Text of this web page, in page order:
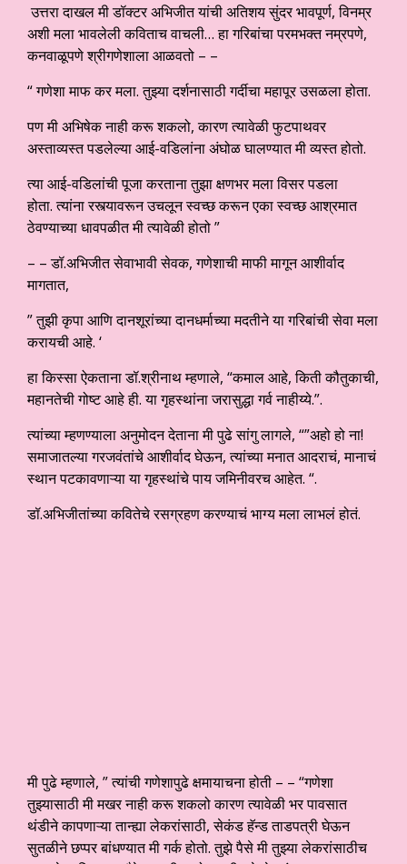
उत्तरा दाखल मी डॉक्टर अभिजीत यांची अतिशय सुंदर भावपूर्ण, विनम्र
अशी मला भावलेली कविताच वाचली… हा गरिबांचा परमभक्त नम्रपणे,
कनवाळूपणे श्रीगणेशाला आळवतो – –
“ गणेशा माफ कर मला. तुझ्या दर्शनासाठी गर्दीचा महापूर उसळला होता.
पण मी अभिषेक नाही करू शकलो, कारण त्यावेळी फुटपाथवर
अस्ताव्यस्त पडलेल्या आई-वडिलांना अंघोळ घालण्यात मी व्यस्त होतो.
त्या आई-वडिलांची पूजा करताना तुझा क्षणभर मला विसर पडला
होता. त्यांना रस्त्यावरून उचलून स्वच्छ करून एका स्वच्छ आश्रमात
ठेवण्याच्या धावपळीत मी त्यावेळी होतो ”
– – डॉ.अभिजीत सेवाभावी सेवक, गणेशाची माफी मागून आशीर्वाद
मागतात,
” तुझी कृपा आणि दानशूरांच्या दानधर्माच्या मदतीने या गरिबांची सेवा मला
करायची आहे. ‘
हा किस्सा ऐकताना डॉ.श्रीनाथ म्हणाले, “कमाल आहे, किती कौतुकाची,
महानतेची गोष्ट आहे ही. या गृहस्थांना जरासुद्धा गर्व नाहीय्ये.”.
त्यांच्या म्हणण्याला अनुमोदन देताना मी पुढे सांगु लागले, “”अहो हो ना!
समाजातल्या गरजवंतांचे आशीर्वाद घेऊन, त्यांच्या मनात आदराचं, मानाचं
स्थान पटकावणाऱ्या या गृहस्थांचे पाय जमिनीवरच आहेत. “.
डॉ.अभिजीतांच्या कवितेचे रसग्रहण करण्याचं भाग्य मला लाभलं होतं.
मी पुढे म्हणाले, ” त्यांची गणेशापुढे क्षमायाचना होती – – “गणेशा
तुझ्यासाठी मी मखर नाही करू शकलो कारण त्यावेळी भर पावसात
थंडीने कापणाऱ्या तान्ह्या लेकरांसाठी, सेकंड हॅन्ड ताडपत्री घेऊन
सुतळीने छप्पर बांधण्यात मी गर्क होतो. तुझे पैसे मी तुझ्या लेकरांसाठीच